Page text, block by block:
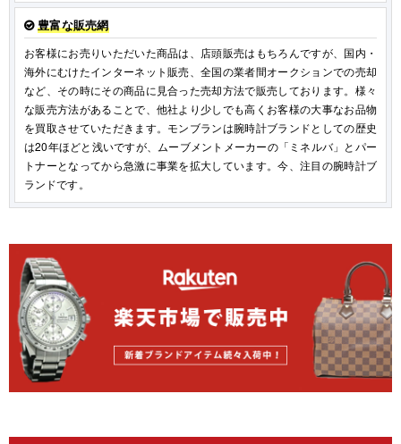
豊富な販売網
お客様にお売りいただいた商品は、店頭販売はもちろんですが、国内・
海外にむけたインターネット販売、全国の業者間オークションでの売却
など、その時にその商品に見合った売却方法で販売しております。様々
な販売方法があることで、他社より少しでも高くお客様の大事なお品物
を買取させていただきます。モンブランは腕時計ブランドとしての歴史
は20年ほどと浅いですが、ムーブメントメーカーの「ミネルバ」とパー
トナーとなってから急激に事業を拡大しています。今、注目の腕時計ブ
ランドです。